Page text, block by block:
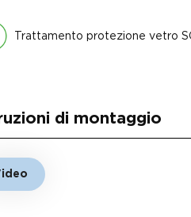
Trattamento protezione vetro
di montaggio